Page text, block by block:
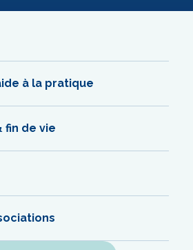
à la pratique
fin de vie